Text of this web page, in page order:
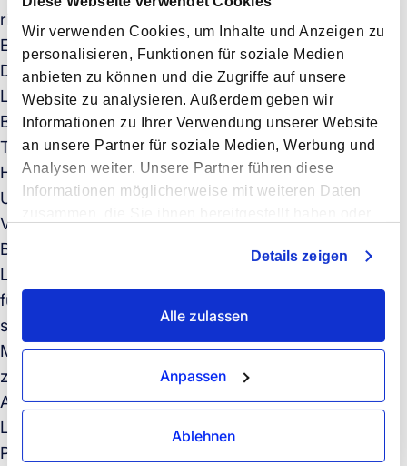
Wir verwenden Cookies, um Inhalte und Anzeigen zu
personalisieren, Funktionen für soziale Medien
anbieten zu können und die Zugriffe auf unsere
Website zu analysieren. Außerdem geben wir
Informationen zu Ihrer Verwendung unserer Website
an unsere Partner für soziale Medien, Werbung und
Analysen weiter. Unsere Partner führen diese
Informationen möglicherweise mit weiteren Daten
Details zeigen
Alle zulassen
Anpassen
Ablehnen
richtigen Transparenz wird es zu einer zuverlässigen
Ergänzung Ihrer Full Container Planung.
Diese Transparenz muss sich über die gesamte
Lieferkette erstrecken, von der Lieferanten
Bereitschaft über Lagerbestände bis hin zur
Transportplanung.
Hier sind die digitalen Fähigkeiten, die den
Unterschied ausmachen:
Vollständige Transparenz des Warenstatus
Bietet einen klaren Überblick darüber, was
Lieferanten bereit, verspätet oder knapp haben, und
führt diese Informationen an einem Ort zusammen,
sodass Sie LCL dort wählen können, wo es einen
Mehrwert bringt, ohne die Planung für Full Container
zu beeinträchtigen.
Anpassung des Versandzeitpunkts an Nachfrage und
Lagerbestand
Passt kleinere, zeitlich gut abgestimmte LCL-